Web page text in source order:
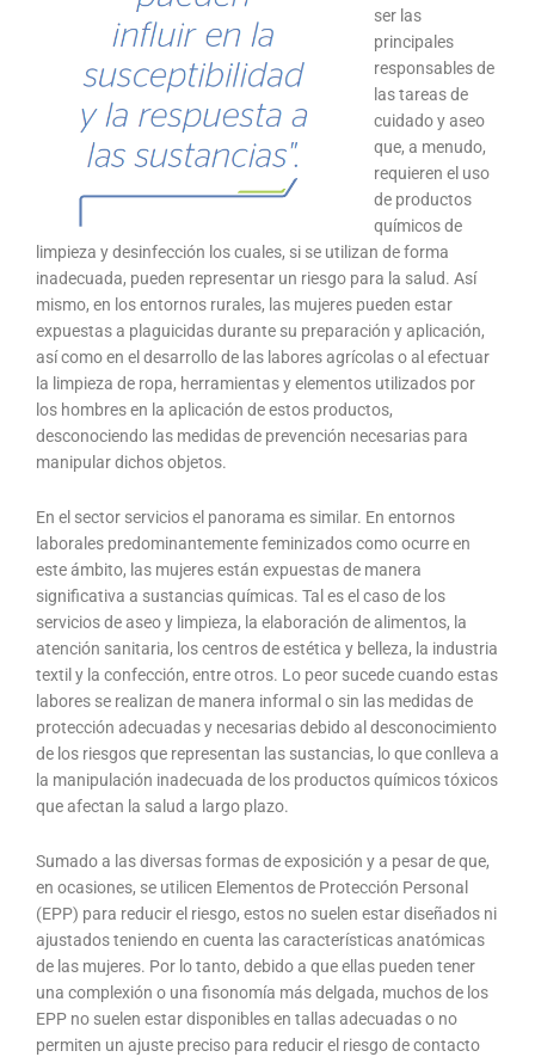
ser las
principales
responsables de
las tareas de
cuidado y aseo
que, a menudo,
requieren el uso
de productos
químicos de
limpieza y desinfección los cuales, si se utilizan de forma
inadecuada, pueden representar un riesgo para la salud. Así
mismo, en los entornos rurales, las mujeres pueden estar
expuestas a plaguicidas durante su preparación y aplicación,
así como en el desarrollo de las labores agrícolas o al efectuar
la limpieza de ropa, herramientas y elementos utilizados por
los hombres en la aplicación de estos productos,
desconociendo las medidas de prevención necesarias para
manipular dichos objetos.
En el sector servicios el panorama es similar. En entornos
laborales predominantemente feminizados como ocurre en
este ámbito, las mujeres están expuestas de manera
significativa a sustancias químicas. Tal es el caso de los
servicios de aseo y limpieza, la elaboración de alimentos, la
atención sanitaria, los centros de estética y belleza, la industria
textil y la confección, entre otros. Lo peor sucede cuando estas
labores se realizan de manera informal o sin las medidas de
protección adecuadas y necesarias debido al desconocimiento
de los riesgos que representan las sustancias, lo que conlleva a
la manipulación inadecuada de los productos químicos tóxicos
que afectan la salud a largo plazo.
Sumado a las diversas formas de exposición y a pesar de que,
en ocasiones, se utilicen Elementos de Protección Personal
(EPP) para reducir el riesgo, estos no suelen estar diseñados ni
ajustados teniendo en cuenta las características anatómicas
de las mujeres. Por lo tanto, debido a que ellas pueden tener
una complexión o una fisonomía más delgada, muchos de los
EPP no suelen estar disponibles en tallas adecuadas o no
permiten un ajuste preciso para reducir el riesgo de contacto